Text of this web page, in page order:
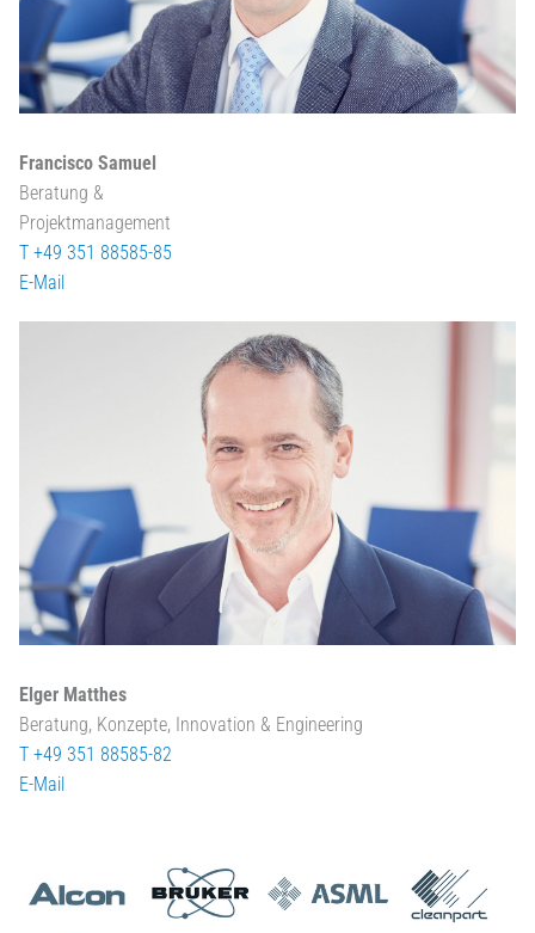
Francisco Samuel
Beratung &
Projektmanagement
T +49 351 88585-85
E-Mail
Elger Matthes
Beratung, Konzepte, Innovation & Engineering
T +49 351 88585-82
E-Mail